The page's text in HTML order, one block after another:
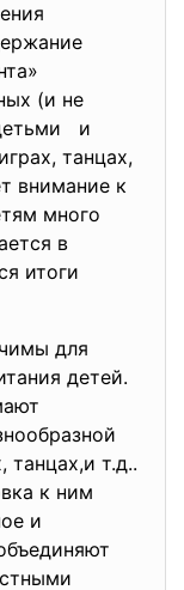
(и не
и
танцах,
внимание к
много
в
итоги
для
детей.
танцах,и т.д..
к ним
и